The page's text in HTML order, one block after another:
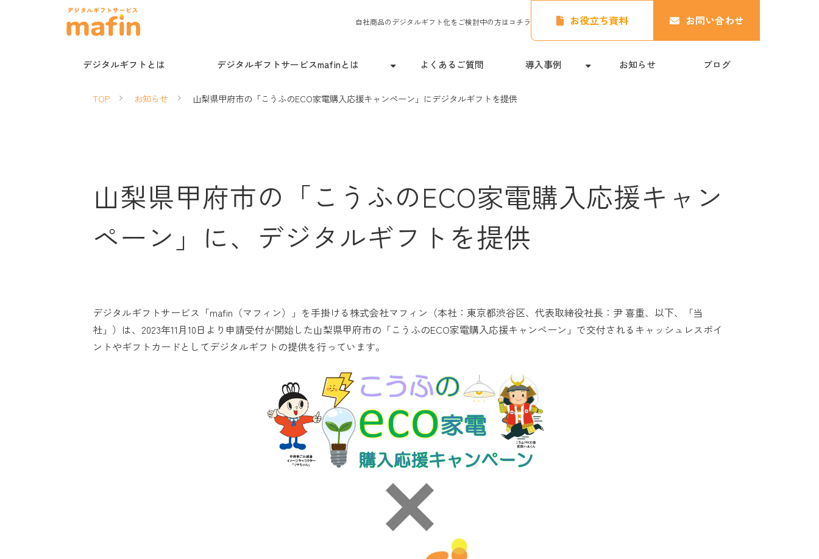
自社商品のデジタルギフト化をご検討中の方はコチラ お役立ち資料 お問い合わせ
デジタルギフトとは デジタルギフトサービスmafinとは よくあるご質問 導入事例 お知らせ ブログ
TOP お知らせ 山梨県甲府市の「こうふのECO家電購入応援キャンペーン」にデジタルギフトを提供
山梨県甲府市の「こうふのECO家電購入応援キャン
ペーン」に、デジタルギフトを提供
デジタルギフトサービス「mafin（マフィン）」を手掛ける株式会社マフィン（本社：東京都渋谷区、代表取締役社長：尹 喜重、以下、「当
社」）は、2023年11月10日より申請受付が開始した山梨県甲府市の「こうふのECO家電購入応援キャンペーン」で交付されるキャッシュレスポイ
ントやギフトカードとしてデジタルギフトの提供を行っています。